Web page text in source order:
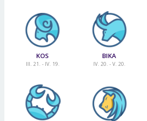
KOS
III. 21. - IV. 19.
BIKA
IV. 20. - V. 20.